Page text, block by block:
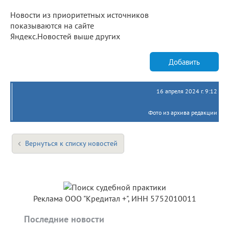
Новости из приоритетных источников
показываются на сайте
Яндекс.Новостей выше других
Добавить
16 апреля 2024 г. 9:12
Фото из архива редакции
Вернуться к списку новостей
Реклама ООО "Кредитал +", ИНН 5752010011
Последние новости